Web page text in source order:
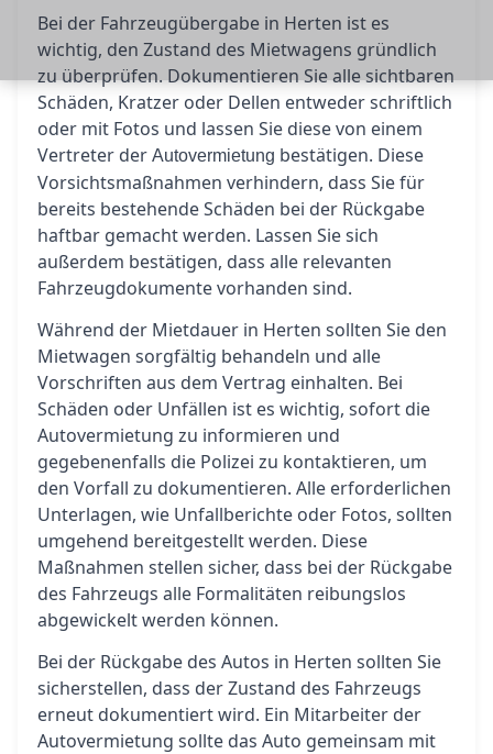
Bei der Fahrzeugübergabe in Herten ist es
wichtig, den Zustand des Mietwagens gründlich
zu überprüfen. Dokumentieren Sie alle sichtbaren
Schäden, Kratzer oder Dellen entweder schriftlich
oder mit Fotos und lassen Sie diese von einem
Vertreter der Autovermietung bestätigen. Diese
Vorsichtsmaßnahmen verhindern, dass Sie für
bereits bestehende Schäden bei der Rückgabe
haftbar gemacht werden. Lassen Sie sich
außerdem bestätigen, dass alle relevanten
Fahrzeugdokumente vorhanden sind.
Während der Mietdauer in Herten sollten Sie den
Mietwagen sorgfältig behandeln und alle
Vorschriften aus dem Vertrag einhalten. Bei
Schäden oder Unfällen ist es wichtig, sofort die
Autovermietung zu informieren und
gegebenenfalls die Polizei zu kontaktieren, um
den Vorfall zu dokumentieren. Alle erforderlichen
Unterlagen, wie Unfallberichte oder Fotos, sollten
umgehend bereitgestellt werden. Diese
Maßnahmen stellen sicher, dass bei der Rückgabe
des Fahrzeugs alle Formalitäten reibungslos
abgewickelt werden können.
Bei der Rückgabe des Autos in Herten sollten Sie
sicherstellen, dass der Zustand des Fahrzeugs
erneut dokumentiert wird. Ein Mitarbeiter der
Autovermietung sollte das Auto gemeinsam mit